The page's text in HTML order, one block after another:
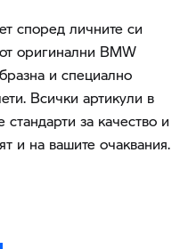
според личните си
оригинални BMW
и специално
Всички артикули в
стандарти за качество и
и на вашите очаквания.